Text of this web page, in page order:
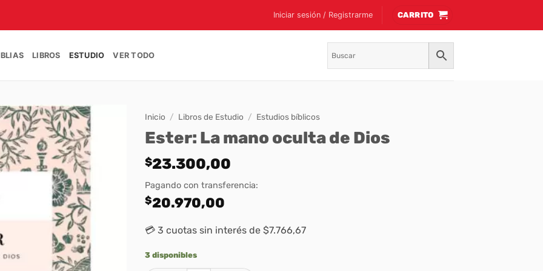
Iniciar sesión / Registrarme CARRITO
LIBROS ESTUDIO VER TODO
Inicio / Libros de Estudio / Estudios bíblicos
Ester: La mano oculta de Dios
$23.300,00
Pagando con transferencia:
$20.970,00
💳 3 cuotas sin interés de $7.766,67
3 disponibles